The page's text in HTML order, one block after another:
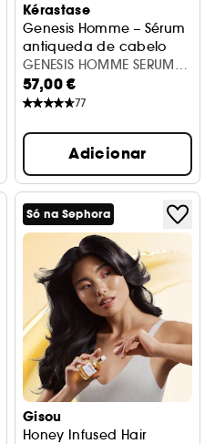
Kérastase
Genesis Homme – Sérum
antiqueda de cabelo
GENESIS HOMME SERUM
ANTI-CHUTE
57,00 €
77
Adicionar
Só na Sephora
Gisou
Honey Infused Hair